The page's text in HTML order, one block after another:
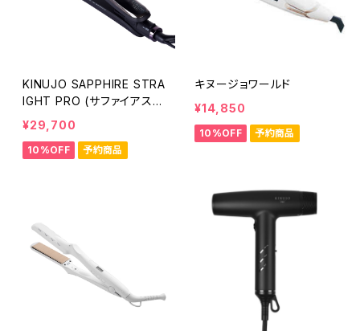
KINUJO SAPPHIRE STRA
IGHT PRO (サファイアスト
レート プロ)
¥29,700
10%OFF 予約商品
キヌージョワールド
¥14,850
10%OFF 予約商品